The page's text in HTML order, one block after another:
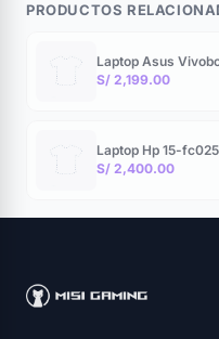
PRODUCTOS
Laptop Asus
S/ 2,199.00
Laptop Hp 15-
S/ 2,400.00